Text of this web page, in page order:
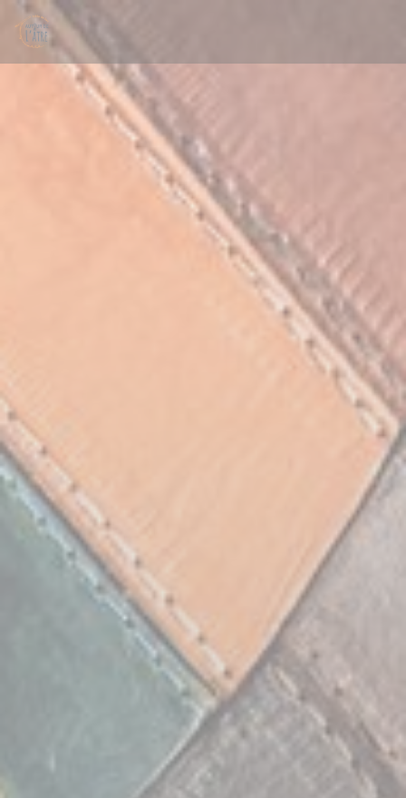
Panel for informasjonskapsler